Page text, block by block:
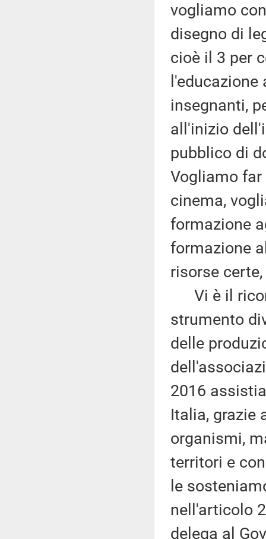
vogliamo
disegno di
cioè il 3 per
insegnanti,
all'inizio
pubblico di
Vogliamo
cinema,
formazione
formazione
risorse
Vi è il
strumento
delle
2016
Italia, grazie
organismi,
territori e
le
nell'articolo
delega al